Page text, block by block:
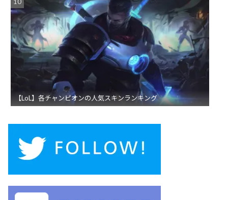
【LoL】各チャンピオンの人気スキンランキング